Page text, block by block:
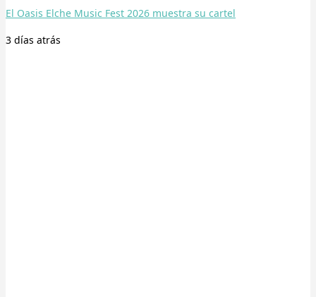
El Oasis Elche Music Fest 2026 muestra su cartel
3 días atrás